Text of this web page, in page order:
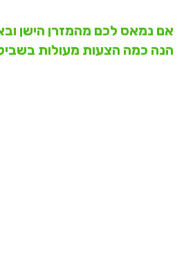
אם נמאס לכם מהמזרן הישן
הנה כמה הצעות מעולות